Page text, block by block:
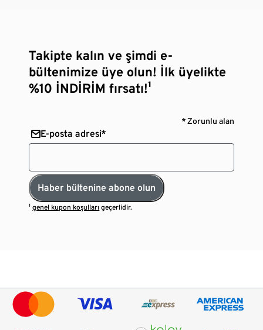
Takipte kalın ve şimdi e-
bültenimize üye olun! İlk üyelikte
%10 İNDİRİM fırsatı!¹
* Zorunlu alan
E-posta adresi*
Haber bültenine abone olun
¹genel kupon koşulları geçerlidir.